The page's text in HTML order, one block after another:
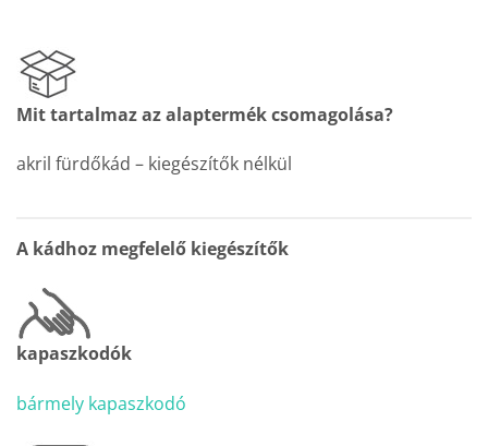
Mit tartalmaz az alaptermék csomagolása?
akril fürdőkád – kiegészítők nélkül
A kádhoz megfelelő kiegészítők
kapaszkodók
bármely kapaszkodó